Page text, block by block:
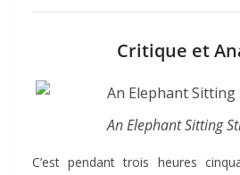
Critique et
An Elephant Sitting
C’est pendant trois heures